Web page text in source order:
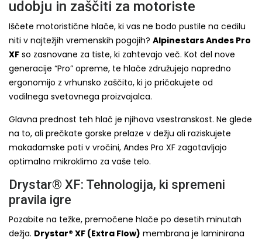
udobju in zaščiti za motoriste
Iščete motoristične hlače, ki vas ne bodo pustile na cedilu
niti v najtežjih vremenskih pogojih? Alpinestars Andes Pro
XF so zasnovane za tiste, ki zahtevajo več. Kot del nove
generacije “Pro” opreme, te hlače združujejo napredno
ergonomijo z vrhunsko zaščito, ki jo pričakujete od
vodilnega svetovnega proizvajalca.
Glavna prednost teh hlač je njihova vsestranskost. Ne glede
na to, ali prečkate gorske prelaze v dežju ali raziskujete
makadamske poti v vročini, Andes Pro XF zagotavljajo
optimalno mikroklimo za vaše telo.
Drystar® XF: Tehnologija, ki spremeni
pravila igre
Pozabite na težke, premočene hlače po desetih minutah
dežja. Drystar® XF (Extra Flow) membrana je laminirana